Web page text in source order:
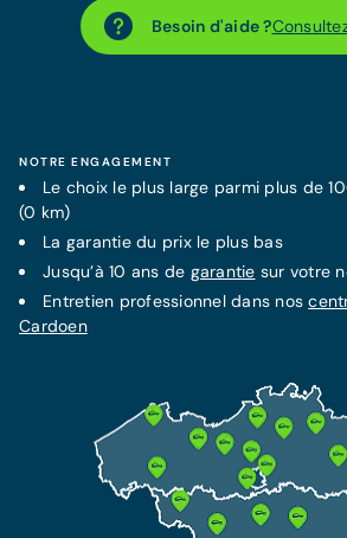
Besoin d'aide ?
NOTRE ENGAGEMENT
Le choix le plus large parmi plus de
(0 km)
La garantiedu prix le plus bas
Jusqu’à 10 ans de garantie sur votre
Entretien professionnel dans nos
Cardoen